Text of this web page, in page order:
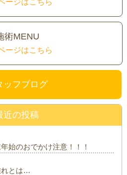
ージはこちら
術MENU
ージはこちら
ッフブログ
近の投稿
始のおでかけ注意！！！
れとは…